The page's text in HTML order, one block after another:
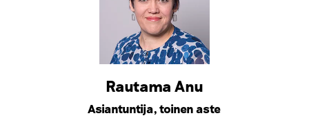
Rautama Anu
Asiantuntija, toinen aste